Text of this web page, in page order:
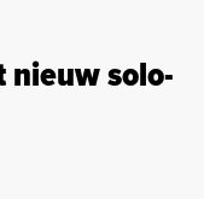
nieuw solo-